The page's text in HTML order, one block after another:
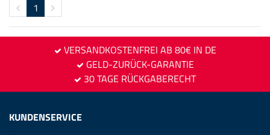
1
VERSANDKOSTENFREI AB 80€ IN DE
GELD-ZURÜCK-GARANTIE
30 TAGE RÜCKGABERECHT
KUNDENSERVICE